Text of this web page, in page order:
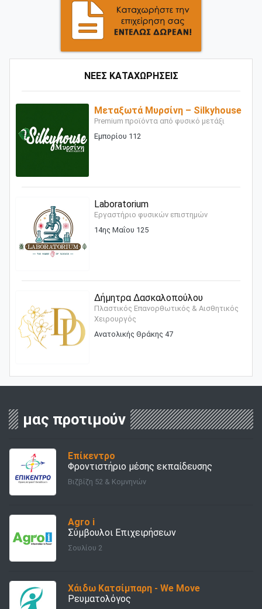
ΝΕΕΣ ΚΑΤΑΧΩΡΗΣΕΙΣ
Μεταξωτά Μυρσίνη – Silkyhouse
Premium προϊόντα από φυσικό μετάξι
Εμπορίου 112
Laboratorium
Εργαστήριο φυσικών επιστημών
14ης Μαΐου 125
Δήμητρα Δασκαλοπούλου
Πλαστικός Επανορθωτικός & Αισθητικός
Χειρουργός
Ανατολικής Θράκης 47
μας προτιμούν
Επίκεντρο
Φροντιστήριο μέσης εκπαίδευσης
Βιζβίζη 52 & Κομνηνών
Agro i
Σύμβουλοι Επιχειρήσεων
Σουλίου 2
Χάιδω Κατσίμπαρη - We Move
Ρευματολόγος